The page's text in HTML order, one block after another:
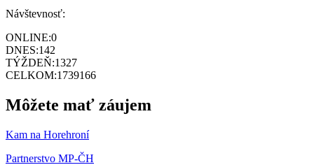
Návštevnosť:
ONLINE:0
DNES:142
TÝŽDEŇ:1327
CELKOM:1739166
Môžete mať záujem
Kam na Horehroní
Partnerstvo MP-ČH